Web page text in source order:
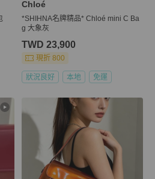
Chloé
*SHIHNA名牌精品* Chloé mini C Ba
g 大象灰
TWD 23,900
現折 800
狀況良好 本地 免運